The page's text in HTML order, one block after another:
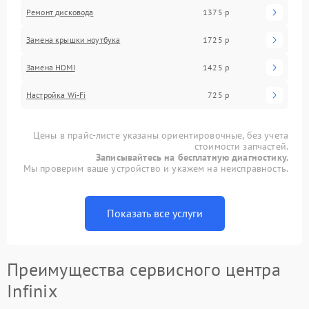
Ремонт дисковода 1375 р
Замена крышки ноутбука 1725 р
Замена HDMI 1425 р
Настройка Wi-Fi 725 р
Цены в прайс-листе указаны ориентировочные, без учета
стоимости запчастей.
Записывайтесь на бесплатную диагностику.
Мы проверим ваше устройство и укажем на неисправность.
Показать все услуги
Преимущества сервисного центра
Infinix